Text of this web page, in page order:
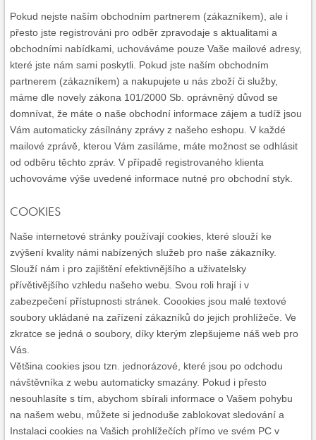
Pokud nejste naším obchodním partnerem (zákazníkem), ale i
přesto jste registrováni pro odběr zpravodaje s aktualitami a
obchodními nabídkami, uchováváme pouze Vaše mailové adresy,
které jste nám sami poskytli. Pokud jste naším obchodním
partnerem (zákazníkem) a nakupujete u nás zboží či služby,
máme dle novely zákona 101/2000 Sb. oprávněný důvod se
domnívat, že máte o naše obchodní informace zájem a tudíž jsou
Vám automaticky zásílnány zprávy z našeho eshopu. V každé
mailové zprávě, kterou Vám zasíláme, máte možnost se odhlásit
od odběru těchto zpráv. V případě registrovaného klienta
uchovováme výše uvedené informace nutné pro obchodní styk.
COOKIES
Naše internetové stránky používají cookies, které slouží ke
zvýšení kvality námi nabízených služeb pro naše zákazníky.
Slouží nám i pro zajištění efektivnějšího a uživatelsky
přívětivějšího vzhledu našeho webu. Svou roli hrají i v
zabezpečení přístupnosti stránek. Coookies jsou malé textové
soubory ukládané na zařízení zákazníků do jejich prohlížeče. Ve
zkratce se jedná o soubory, díky kterým zlepšujeme náš web pro
Vás.
Většina cookies jsou tzn. jednorázové, které jsou po odchodu
návštěvníka z webu automaticky smazány. Pokud i přesto
nesouhlasíte s tím, abychom sbírali informace o Vašem pohybu
na našem webu, můžete si jednoduše zablokovat sledování a
Instalaci cookies na Vašich prohlížečích přímo ve svém PC v